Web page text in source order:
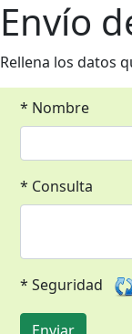
Envío
Rellena los datos
* Nombre
* Consulta
* Seguridad